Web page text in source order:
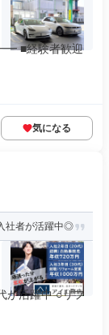
経験者歓迎
気になる
社者が活躍中◎
が活躍中 ○リフ